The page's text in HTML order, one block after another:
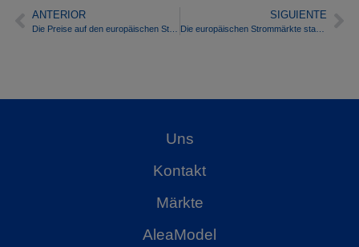
ANTERIOR SIGUIENTE
Die europäischen Strommärkte starten mit mehr Photovoltaik, geringerer Nachfrage und niedrigeren Preisen in den August
Uns
Kontakt
Märkte
AleaModel